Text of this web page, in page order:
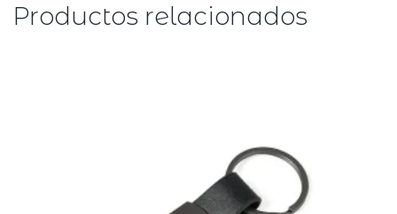
Productos relacionados